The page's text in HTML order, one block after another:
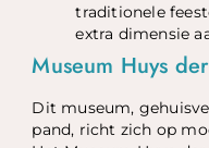
traditionele
extra dimensie
Museum Huys
Dit museum,
pand, richt zich op